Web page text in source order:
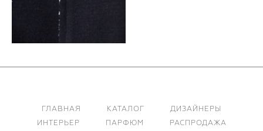
ГЛАВНАЯ КАТАЛОГ
ДИЗАЙНЕРЫ
ИНТЕРЬЕР
ПАРФЮМ РАСПРОДАЖА